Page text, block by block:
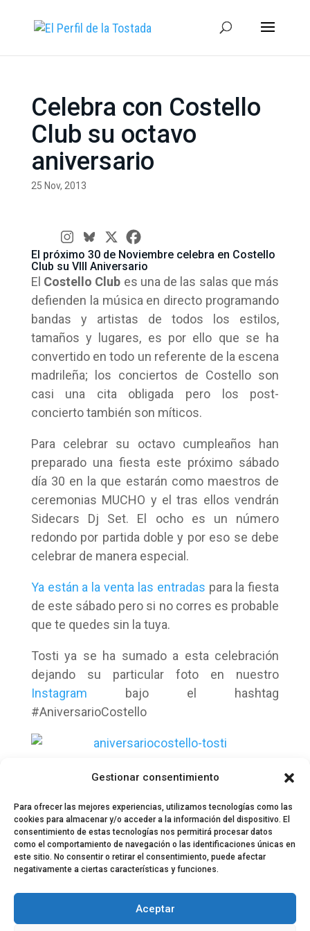
Gestionar consentimiento
Para ofrecer las mejores experiencias, utilizamos tecnologías como las
cookies para almacenar y/o acceder a la información del dispositivo. El
consentimiento de estas tecnologías nos permitirá procesar datos
como el comportamiento de navegación o las identificaciones únicas en
este sitio. No consentir o retirar el consentimiento, puede afectar
negativamente a ciertas características y funciones.
Aceptar
Celebra con Costello
Club su octavo
aniversario
25 Nov, 2013
El próximo 30 de Noviembre celebra en Costello
Club su VIII Aniversario
El Costello Club es una de las salas que más
defienden la música en directo programando
bandas y artistas de todos los estilos,
tamaños y lugares, es por ello que se ha
convertido en todo un referente de la escena
madrileña; los conciertos de Costello son
casi una cita obligada pero los post-
concierto también son míticos.
Para celebrar su octavo cumpleaños han
preparado una fiesta este próximo sábado
día 30 en la que estarán como maestros de
ceremonias MUCHO y el tras ellos vendrán
Sidecars Dj Set. El ocho es un número
redondo por partida doble y por eso se debe
celebrar de manera especial.
Ya están a la venta las entradas para la fiesta
de este sábado pero si no corres es probable
que te quedes sin la tuya.
Tosti ya se ha sumado a esta celebración
dejando su particular foto en nuestro
Instagram bajo el hashtag
#AniversarioCostello
Equipo EPDLT Contacto